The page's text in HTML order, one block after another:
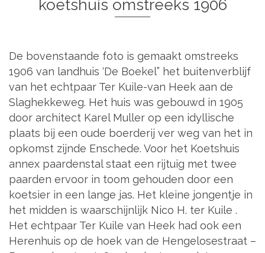
koetshuis omstreeks 1906
De bovenstaande foto is gemaakt omstreeks
1906 van landhuis ‘De Boekel” het buitenverblijf
van het echtpaar Ter Kuile-van Heek aan de
Slaghekkeweg. Het huis was gebouwd in 1905
door architect Karel Muller op een idyllische
plaats bij een oude boerderij ver weg van het in
opkomst zijnde Enschede. Voor het Koetshuis
annex paardenstal staat een rijtuig met twee
paarden ervoor in toom gehouden door een
koetsier in een lange jas. Het kleine jongentje in
het midden is waarschijnlijk Nico H. ter Kuile .
Het echtpaar Ter Kuile van Heek had ook een
Herenhuis op de hoek van de Hengelosestraat –